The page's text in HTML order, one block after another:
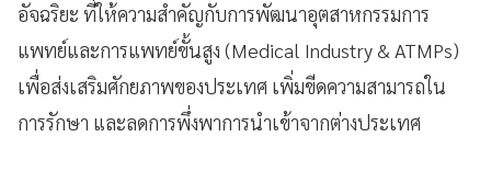
อัจฉริยะ ที่ให้ความสำคัญกับการพัฒนาอุตสาหกรรมการ
แพทย์และการแพทย์ขั้นสูง (Medical Industry & ATMPs)
เพื่อส่งเสริมศักยภาพของประเทศ เพิ่มขีดความสามารถใน
การรักษา และลดการพึ่งพาการนำเข้าจากต่างประเทศ